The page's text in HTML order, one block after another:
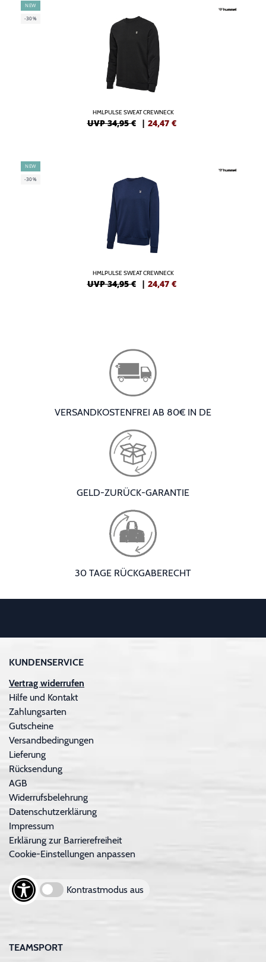
NEW
-30%
HMLPULSE SWEAT CREWNECK
UVP 34,95 € | 24,47 €
NEW
-30%
HMLPULSE SWEAT CREWNECK
UVP 34,95 € | 24,47 €
VERSANDKOSTENFREI AB 80€ IN DE
GELD-ZURÜCK-GARANTIE
30 TAGE RÜCKGABERECHT
KUNDENSERVICE
Vertrag widerrufen
Hilfe und Kontakt
Zahlungsarten
Gutscheine
Versandbedingungen
Lieferung
Rücksendung
AGB
Widerrufsbelehrung
Datenschutzerklärung
Impressum
Erklärung zur Barrierefreiheit
Cookie-Einstellungen anpassen
Kontrastmodus aus
TEAMSPORT